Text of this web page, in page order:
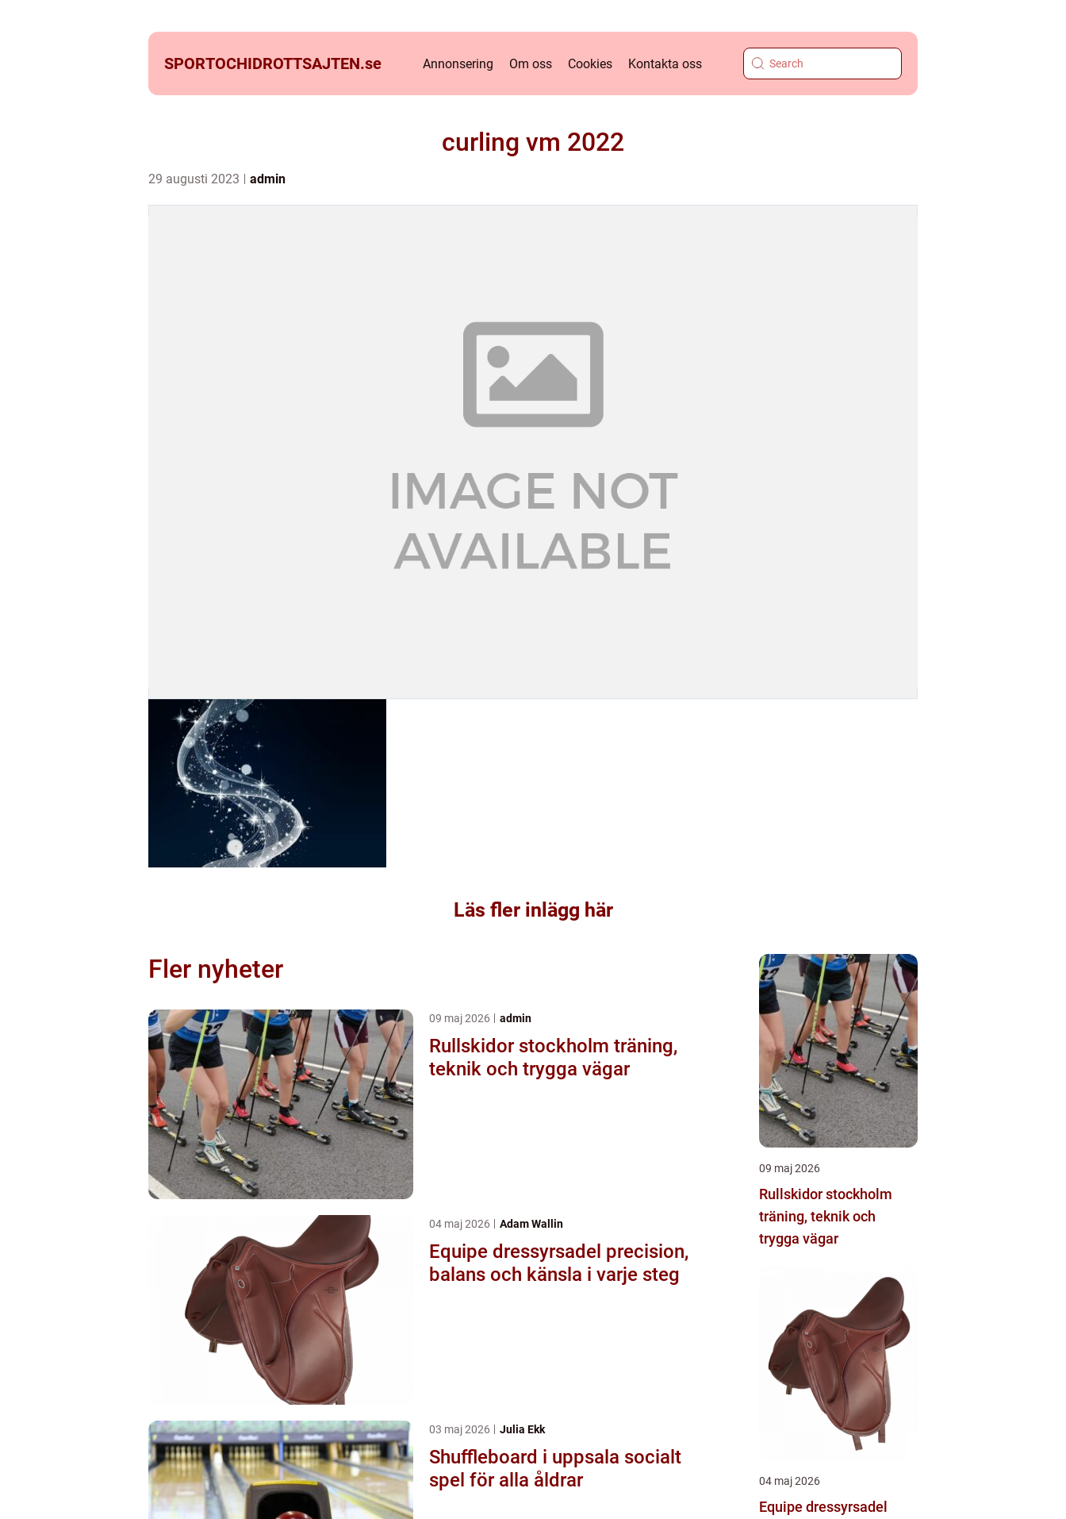
SPORTOCHIDROTTSAJTEN.se Annonsering Om oss Cookies Kontakta oss
curling vm 2022
29 augusti 2023 admin
Läs fler inlägg här
Fler nyheter
09 maj 2026 admin
Rullskidor stockholm träning,
teknik och trygga vägar
04 maj 2026 Adam Wallin
Equipe dressyrsadel precision,
balans och känsla i varje steg
03 maj 2026 Julia Ekk
Shuffleboard i uppsala socialt
spel för alla åldrar
09 maj 2026
Rullskidor stockholm
träning, teknik och
trygga vägar
04 maj 2026
Equipe dressyrsadel